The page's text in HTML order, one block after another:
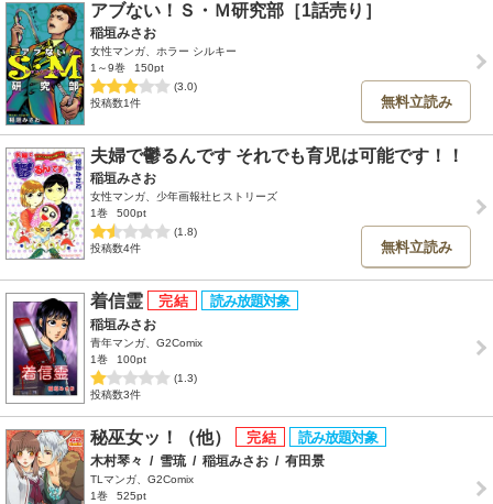
アブない！Ｓ・Ｍ研究部［1話売り］
稲垣みさお
女性マンガ、ホラー シルキー
1～9巻
150pt
(3.0)
投稿数1件
無料立読み
夫婦で鬱るんです それでも育児は可能です！！
稲垣みさお
女性マンガ、少年画報社ヒストリーズ
1巻
500pt
(1.8)
投稿数4件
無料立読み
着信霊
稲垣みさお
青年マンガ、G2Comix
1巻
100pt
(1.3)
投稿数3件
秘巫女ッ！（他）
木村琴々 / 雪琉 / 稲垣みさお / 有田景
TLマンガ、G2Comix
1巻
525pt